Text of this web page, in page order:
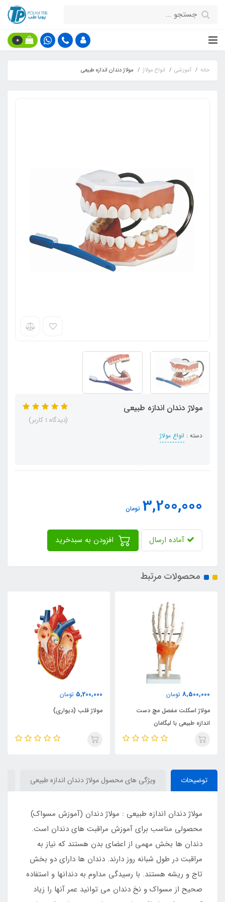
0
خانه آموزشی انواع مولاژ مولاژ دندان اندازه طبیعی
مولاژ دندان اندازه طبیعی
دسته : انواع مولاژ
(دیدگاه 1 کاربر)
3,200,000 تومان
آماده ارسال
محصولات مرتبط
8,500,000 تومان
مولاژ اسکلت مفصل مچ دست
اندازه طبیعی با لیگامان
5,200,000 تومان
مولاژ قلب (دیواری)
توضیحات ویژگی های محصول مولاژ دندان اندازه طبیعی
مولاژ دندان اندازه طبیعی : مولاژ دندان (آموزش مسواک)
محصولی مناسب برای آموزش مراقبت های دندان است.
دندان ها بخش مهمی از اعضای بدن هستند که نیاز به
مراقبت در طول شبانه روز دارند. دندان ها دارای دو بخش
تاج و ریشه هستند. با رسیدگی مداوم به دندانها و استفاده
صحیح از مسواک و نخ دندان می توانید عمر آنها را زیاد